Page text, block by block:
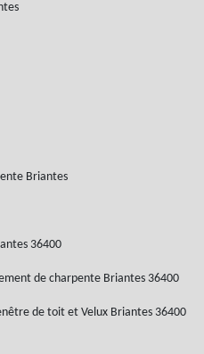
Briantes
36400
de charpente Briantes 36400
de toit et Velux Briantes 36400